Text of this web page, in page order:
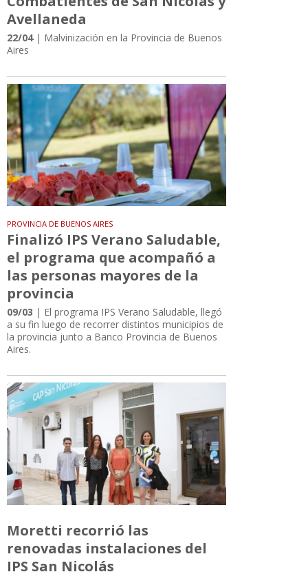
Avellaneda
22/04| Malvinización en la Provincia de Buenos
Aires
PROVINCIA DE BUENOS AIRES
Finalizó IPS Verano Saludable,
el programa que acompañó a
las personas mayores de la
provincia
09/03 | El programa IPS Verano Saludable, llegó
a su fin luego de recorrer distintos municipios de
la provincia junto a Banco Provincia de Buenos
Aires.
Moretti recorrió las
renovadas instalaciones del
IPS San Nicolás